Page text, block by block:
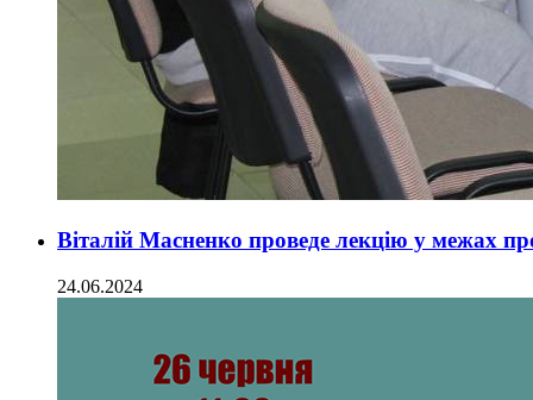
Віталій Масненко проведе лекцію у межах
24.06.2024